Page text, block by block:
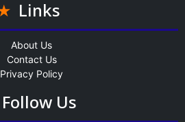
Links
About Us
Contact Us
Privacy Policy
Follow Us